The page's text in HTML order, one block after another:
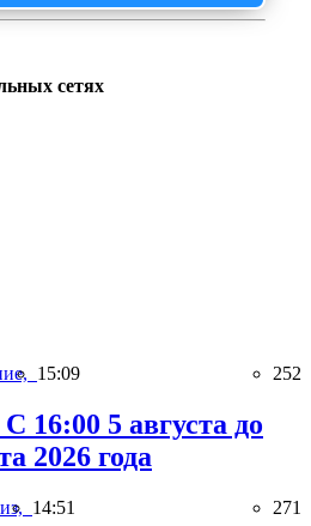
сетях
15:09 252
16:00 5 августа до
2026 года
14:51 271